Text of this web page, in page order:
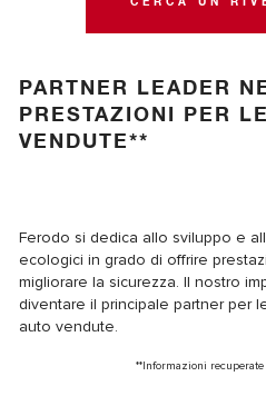
CERCA UN
PARTNER LEADER
PRESTAZIONI PER
VENDUTE**
Ferodo si dedica allo sviluppo e
ecologici in grado di offrire
migliorare la sicurezza. Il nostro
diventare il principale partner per
auto vendute.
**Informazioni recuperate